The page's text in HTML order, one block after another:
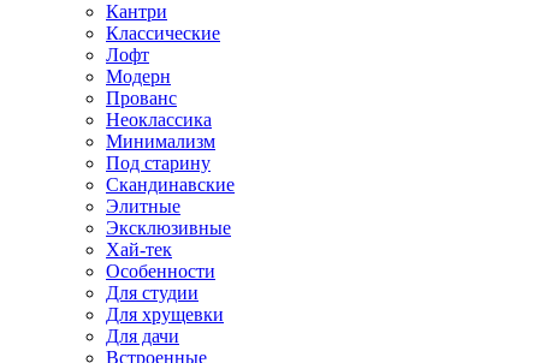
Кантри
Классические
Лофт
Модерн
Прованс
Неоклассика
Минимализм
Под старину
Скандинавские
Элитные
Эксклюзивные
Хай-тек
Особенности
Для студии
Для хрущевки
Для дачи
Встроенные